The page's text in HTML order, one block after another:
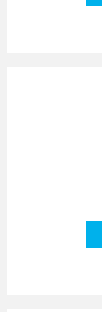
Das
ob es sich
Hacken
Quirlen
Stabmixer liegt
Aufgaben.